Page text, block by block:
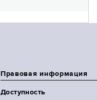
Правовая информация
Доступность